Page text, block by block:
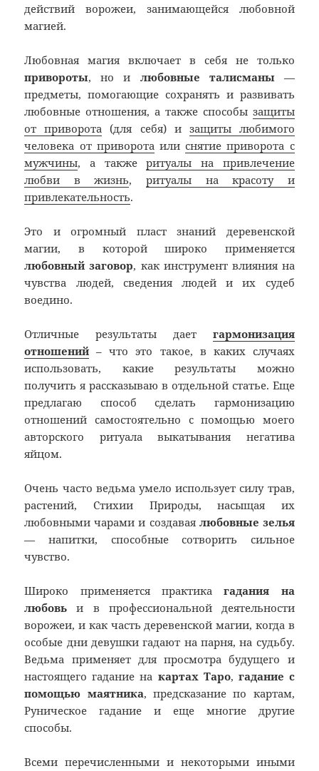
действий ворожеи, занимающейся любовной
магией.
Любовная магия включает в себя не только
привороты, но и любовные талисманы—
предметы, помогающие сохранять и развивать
любовные отношения, а также способы защиты
от приворота (для себя) и защиты любимого
человека от приворотаилиснятие приворота с
мужчины, а такжеритуалы на привлечение
любви в жизнь, ритуалы на красоту и
привлекательность.
Это и огромный пласт знаний деревенской
магии, в которой широко применяется
любовный заговор, как инструмент влияния на
чувства людей, сведения людей и их судеб
воедино.
Отличные результаты дает гармонизация
отношений – что это такое, в каких случаях
использовать, какие результаты можно
получить я рассказываю в отдельной статье. Еще
предлагаю способ сделать гармонизацию
отношений самостоятельно с помощью моего
авторского ритуала выкатывания негатива
яйцом.
Очень часто ведьма умело использует силу трав,
растений, Стихии Природы, насыщая их
любовными чарами и создавая любовные зелья
— напитки, способные сотворить сильное
чувство.
Широко применяется практикагадания на
любовь и в профессиональной деятельности
ворожеи, и как часть деревенской магии, когда в
особые дни девушки гадают на парня, на судьбу.
Ведьма применяет для просмотра будущего и
настоящего гадание на картах Таро, гадание с
помощью маятника, предсказание по картам,
Руническое гадание и еще многие другие
способы.
Всеми перечисленными и некоторыми иными